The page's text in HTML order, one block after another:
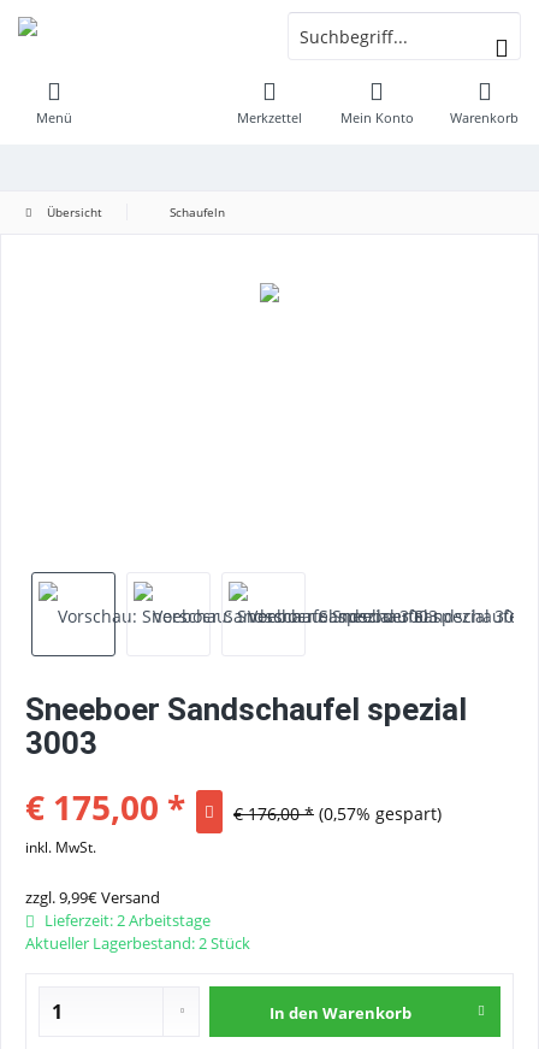
Menü Warenkorb
Merkzettel Mein Konto
Übersicht Schaufeln
Sneeboer Sandschaufel spezial
3003
€ 175,00 * € 176,00 * (0,57% gespart)
inkl. MwSt.
zzgl. 9,99€ Versand
Lieferzeit: 2 Arbeitstage
Aktueller Lagerbestand: 2 Stück
In den Warenkorb